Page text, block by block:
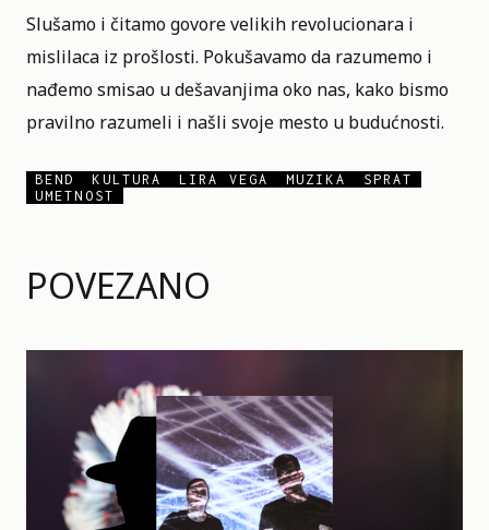
POVEZANO
Slušamo i čitamo govore velikih revolucionara i
mislilaca iz prošlosti. Pokušavamo da razumemo i
nađemo smisao u dešavanjima oko nas, kako bismo
pravilno razumeli i našli svoje mesto u budućnosti.
BEND KULTURA LIRA VEGA MUZIKA
SPRAT
UMETNOST